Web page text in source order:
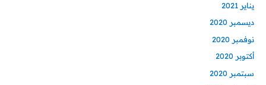
يناير 2021
ديسمبر 2020
نوفمبر 2020
أكتوبر 2020
سبتمبر 2020